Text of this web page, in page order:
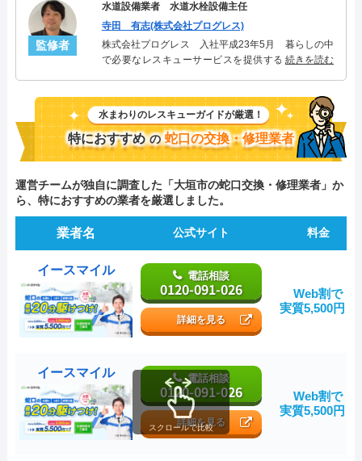
監修者
水道設備業者 水道水栓設備主任
寺田 有志(株式会社プログレス)
株式会社プログレス 入社平成23年5月 暮らしの中
で必要なレスキューサービスを提供する株式会社プ
ブルを解決。多くのお客様に信頼される「水道水
栓」のスペシャリスト。
続きを読む
水まわりのレスキューガイドが厳選！
特におすすめ の 蛇口の交換・修理業者
運営チームが独自に調査した「大垣市の蛇口交換・修理業者」か
ら、特におすすめの業者を厳選しました。
業者名 公式サイト 料金
イースマイル 電話相談
0120-091-026
詳細を見る
Web割で
実質5,500円～
イースマイル 電話相談
0120-091-026
詳細を見る
Web割で
実質5,500円～
スクロールで比較